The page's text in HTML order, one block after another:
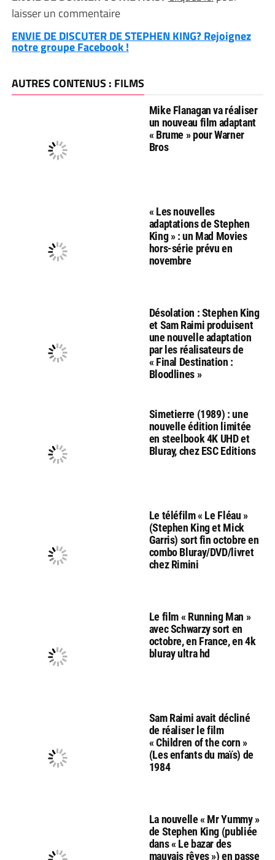
laisser un commentaire
ENVIE DE DISCUTER DE STEPHEN KING? Rejoignez
notre groupe Facebook !
AUTRES CONTENUS : FILMS
Mike Flanagan va réaliser
un nouveau film adaptant
« Brume » pour Warner
Bros
« Les nouvelles
adaptations de Stephen
King » : un Mad Movies
hors-série prévu en
novembre
Désolation : Stephen King
et Sam Raimi produisent
une nouvelle adaptation
par les réalisateurs de
« Final Destination :
Bloodlines »
Simetierre (1989) : une
nouvelle édition limitée
en steelbook 4K UHD et
Bluray, chez ESC Editions
Le téléfilm « Le Fléau »
(Stephen King et Mick
Garris) sort fin octobre en
combo Bluray/DVD/livret
chez Rimini
Le film « Running Man »
avec Schwarzy sort en
octobre, en France, en 4k
bluray ultra hd
Sam Raimi avait décliné
de réaliser le film
« Children of the corn »
(Les enfants du maïs) de
1984
La nouvelle « Mr Yummy »
de Stephen King (publiée
dans « Le bazar des
mauvais rêves ») en passe